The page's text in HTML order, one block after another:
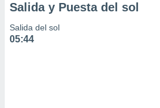
Salida y Puesta del sol
Salida del sol
05:44